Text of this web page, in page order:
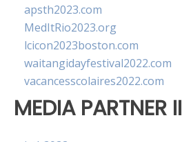
apsth2023.com
MedItRio2023.org
lcicon2023boston.com
waitangidayfestival2022.com
vacancesscolaires2022.com
MEDIA PARTNER II